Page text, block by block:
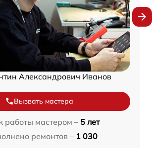
Александрович Иванов
Вызвать мастера
работы мастером – 5 лет
ремонтов – 1 030